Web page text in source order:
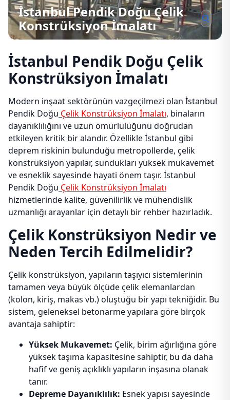
İstanbul Pendik Doğu Çelik
Konstrüksiyon İmalatı
İstanbul Pendik Doğu Çelik
Konstrüksiyon İmalatı
Modern inşaat sektörünün vazgeçilmezi olan İstanbul
Pendik Doğu Çelik Konstrüksiyon İmalatı, binaların
dayanıklılığını ve uzun ömürlülüğünü doğrudan
etkileyen kritik bir alandır. Özellikle İstanbul gibi
deprem riskinin bulunduğu metropollerde, çelik
konstrüksiyon yapılar, sundukları yüksek mukavemet
ve esneklik sayesinde hayati önem taşır. İstanbul
Pendik Doğu Çelik Konstrüksiyon İmalatı
hizmetlerinde kalite, güvenilirlik ve mühendislik
uzmanlığı arayanlar için detaylı bir rehber hazırladık.
Çelik Konstrüksiyon Nedir ve
Neden Tercih Edilmelidir?
Çelik konstrüksiyon, yapıların taşıyıcı sistemlerinin
tamamen veya büyük ölçüde çelik elemanlardan
(kolon, kiriş, makas vb.) oluştuğu bir yapı tekniğidir. Bu
sistem, geleneksel betonarme yapılara göre birçok
avantaja sahiptir:
Yüksek Mukavemet: Çelik, birim ağırlığına göre
yüksek taşıma kapasitesine sahiptir, bu da daha
hafif ve geniş açıklıklı yapıların inşasına olanak
tanır.
Depreme Dayanıklılık: Esnek yapısı sayesinde